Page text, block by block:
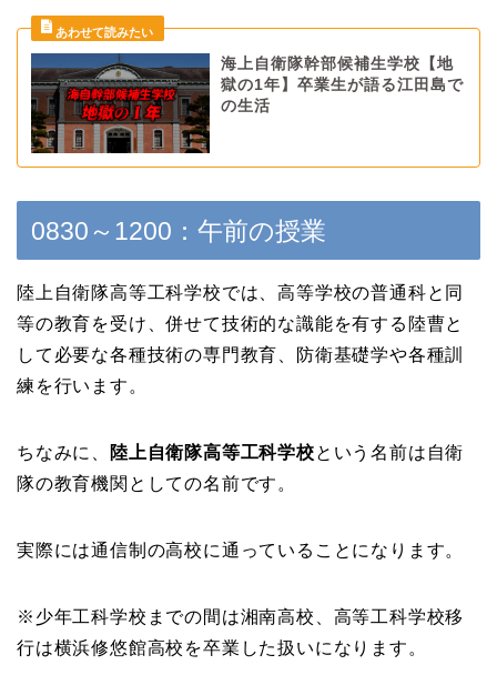
海上自衛隊幹部候補生学校【地
獄の1年】卒業生が語る江田島で
の生活
0830～1200：午前の授業
陸上自衛隊高等工科学校では、高等学校の普通科と同
等の教育を受け、併せて技術的な識能を有する陸曹と
して必要な各種技術の専門教育、防衛基礎学や各種訓
練を行います。
ちなみに、 陸上自衛隊高等工科学校という名前は自衛
隊の教育機関としての名前です。
実際には通信制の高校に通っていることになります。
※少年工科学校までの間は湘南高校、高等工科学校移
行は横浜修悠館高校を卒業した扱いになります。